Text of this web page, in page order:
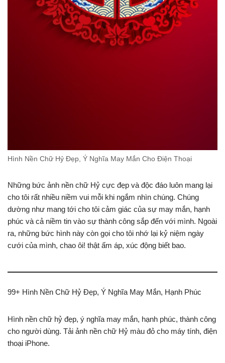
Hình Nền Chữ Hỷ Đẹp, Ý Nghĩa May Mắn Cho Điện Thoại
Những bức ảnh nền chữ Hỷ cực đẹp và độc đáo luôn mang lại
cho tôi rất nhiều niềm vui mỗi khi ngắm nhìn chúng. Chúng
dường như mang tới cho tôi cảm giác của sự may mắn, hạnh
phúc và cả niềm tin vào sự thành công sắp đến với mình. Ngoài
ra, những bức hình này còn gọi cho tôi nhớ lại kỷ niệm ngày
cưới của mình, chao ôi! thật ấm áp, xúc động biết bao.
99+ Hình Nền Chữ Hỷ Đẹp, Ý Nghĩa May Mắn, Hạnh Phúc
Hình nền chữ hỷ đẹp, ý nghĩa may mắn, hạnh phúc, thành công
cho người dùng. Tải ảnh nền chữ Hỷ màu đỏ cho máy tính, điện
thoại iPhone.